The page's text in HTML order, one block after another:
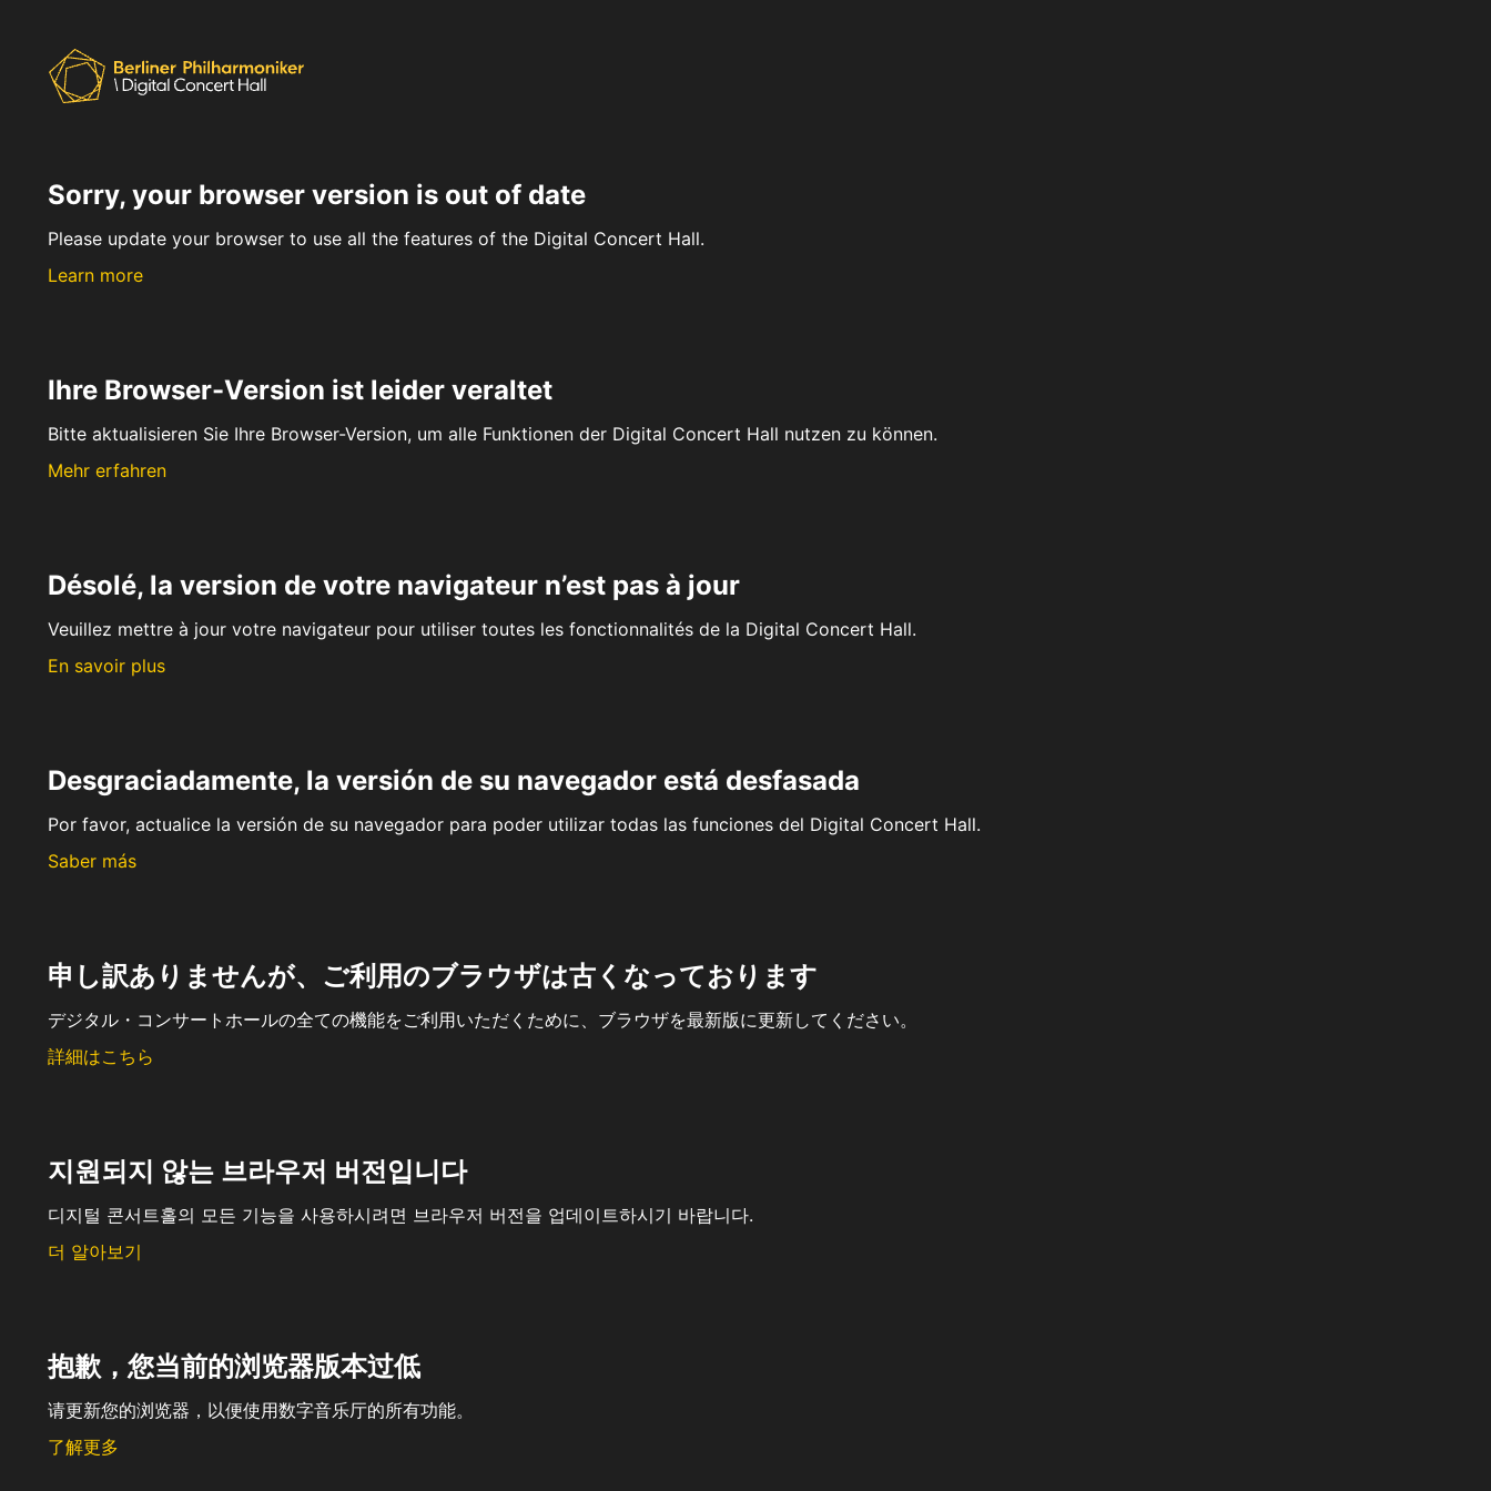
Sorry, your browser version is out of date
Please update your browser to use all the features of the Digital Concert Hall.
Learn more
Ihre Browser-Version ist leider veraltet
Bitte aktualisieren Sie Ihre Browser-Version, um alle Funktionen der Digital Concert Hall nutzen zu können.
Mehr erfahren
Désolé, la version de votre navigateur n’est pas à jour
Veuillez mettre à jour votre navigateur pour utiliser toutes les fonctionnalités de la Digital Concert Hall.
En savoir plus
Desgraciadamente, la versión de su navegador está desfasada
Por favor, actualice la versión de su navegador para poder utilizar todas las funciones del Digital Concert Hall.
Saber más
申し訳ありませんが、ご利用のブラウザは古くなっております
デジタル・コンサートホールの全ての機能をご利用いただくために、ブラウザを最新版に更新してください。
詳細はこちら
지원되지 않는 브라우저 버전입니다
디지털 콘서트홀의 모든 기능을 사용하시려면 브라우저 버전을 업데이트하시기 바랍니다.
더 알아보기
抱歉，您当前的浏览器版本过低
请更新您的浏览器，以便使用数字音乐厅的所有功能。
了解更多